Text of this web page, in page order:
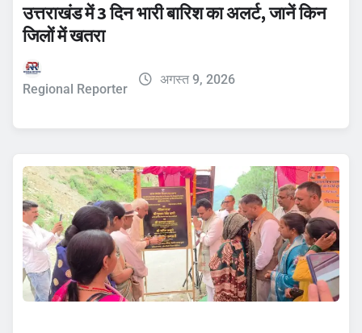
उत्तराखंड में 3 दिन भारी बारिश का अलर्ट, जानें किन
जिलों में खतरा
Regional Reporter
अगस्त 9, 2026